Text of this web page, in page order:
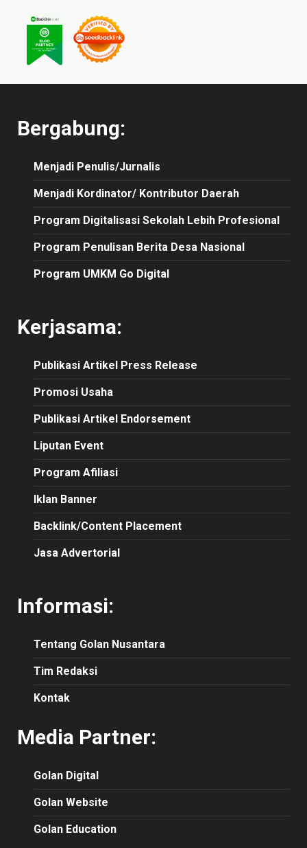
Bergabung:
Menjadi Penulis/Jurnalis
Menjadi Kordinator/ Kontributor Daerah
Program Digitalisasi Sekolah Lebih Profesional
Program Penulisan Berita Desa Nasional
Program UMKM Go Digital
Kerjasama:
Publikasi Artikel Press Release
Promosi Usaha
Publikasi Artikel Endorsement
Liputan Event
Program Afiliasi
Iklan Banner
Backlink/Content Placement
Jasa Advertorial
Informasi:
Tentang Golan Nusantara
Tim Redaksi
Kontak
Media Partner:
Golan Digital
Golan Website
Golan Education